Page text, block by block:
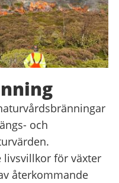
och
livsvillkor för växter
återkommande